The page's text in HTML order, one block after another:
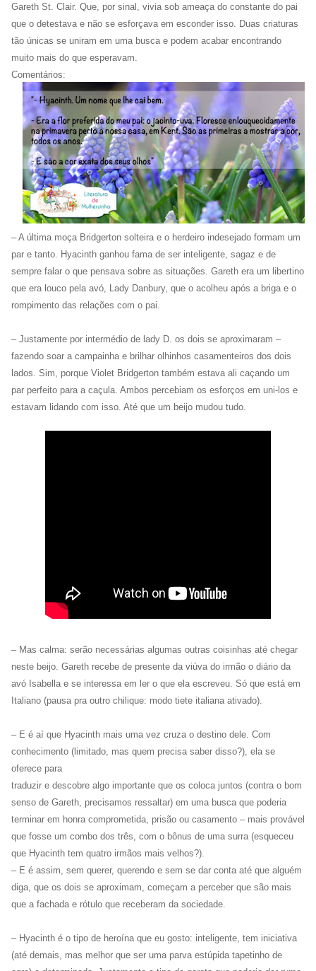
Gareth St. Clair. Que, por sinal, vivia sob ameaça do constante do pai
que o detestava e não se esforçava em esconder isso. Duas criaturas
tão únicas se uniram em uma busca e podem acabar encontrando
muito mais do que esperavam.
Comentários:
– A última moça Bridgerton solteira e o herdeiro indesejado formam um
par e tanto. Hyacinth ganhou fama de ser inteligente, sagaz e de
sempre falar o que pensava sobre as situações. Gareth era um libertino
que era louco pela avó, Lady Danbury, que o acolheu após a briga e o
rompimento das relações com o pai.
– Justamente por intermédio de lady D. os dois se aproximaram –
fazendo soar a campainha e brilhar olhinhos casamenteiros dos dois
lados. Sim, porque Violet Bridgerton também estava ali caçando um
par perfeito para a caçula. Ambos percebiam os esforços em uni-los e
estavam lidando com isso. Até que um beijo mudou tudo.
– Mas calma: serão necessárias algumas outras coisinhas até chegar
neste beijo. Gareth recebe de presente da viúva do irmão o diário da
avó Isabella e se interessa em ler o que ela escreveu. Só que está em
Italiano (pausa pra outro chilique: modo tiete italiana ativado).
– E é aí que Hyacinth mais uma vez cruza o destino dele. Com
conhecimento (limitado, mas quem precisa saber disso?), ela se
oferece para
traduzir e descobre algo importante que os coloca juntos (contra o bom
senso de Gareth, precisamos ressaltar) em uma busca que poderia
terminar em honra comprometida, prisão ou casamento – mais provável
que fosse um combo dos três, com o bônus de uma surra (esqueceu
que Hyacinth tem quatro irmãos mais velhos?).
– E é assim, sem querer, querendo e sem se dar conta até que alguém
diga, que os dois se aproximam, começam a perceber que são mais
que a fachada e rótulo que receberam da sociedade.
– Hyacinth é o tipo de heroína que eu gosto: inteligente, tem iniciativa
(até demais, mas melhor que ser uma parva estúpida tapetinho de